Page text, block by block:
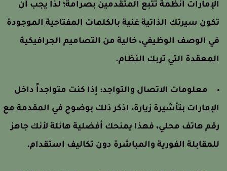
أنظمة تتبع المتقدمين بصرامة؛ لذا يجب أن
سيرتك الذاتية غنية بالكلمات المفتاحية الموجودة
الوصف الوظيفي، خالية من التصاميم الجرافيكية
التي تربك النظام.
معلومات الاتصال والتواجد: إذا كنت متواجداً داخل
بتأشيرة زيارة، اذكر ذلك بوضوح في المقدمة مع
هاتف محلي، فهذا يمنحك أفضلية هائلة لأنك جاهز
الفورية والمباشرة دون تكاليف استقدام.